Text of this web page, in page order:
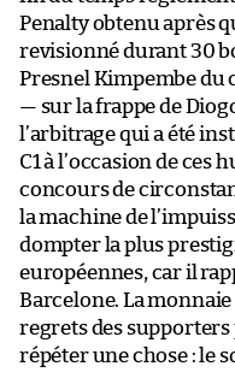
Penalty obtenu après
revisionné durant 30
Presnel Kimpembe du
— sur la frappe de
l’arbitrage qui a été
C1 à l’occasion de
concours de
la machine de
dompter la plus
européennes, car il
Barcelone. La
regrets des supporters
répéter une chose : le